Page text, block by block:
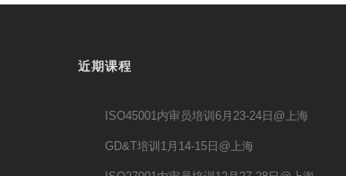
近期课程
ISO45001内审员培训6月23-24日@上海
GD&T培训1月14-15日@上海